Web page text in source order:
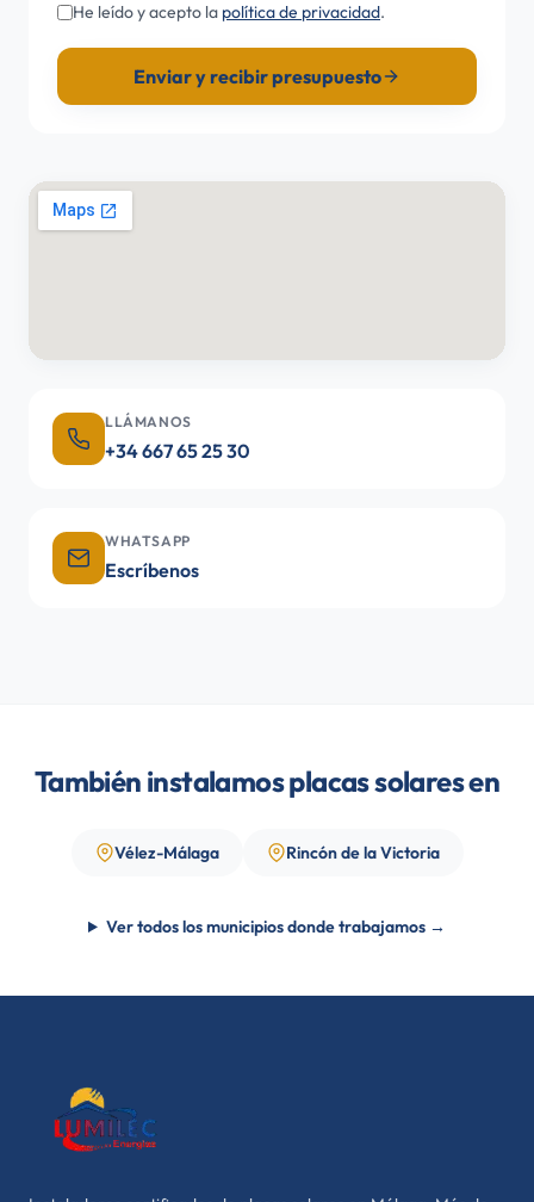
He leído y acepto la política de privacidad.
Enviar y recibir presupuesto
LLÁMANOS
+34 667 65 25 30
WHATSAPP
Escríbenos
También instalamos placas solares en
Vélez-Málaga Rincón de la Victoria
Ver todos los municipios donde trabajamos →